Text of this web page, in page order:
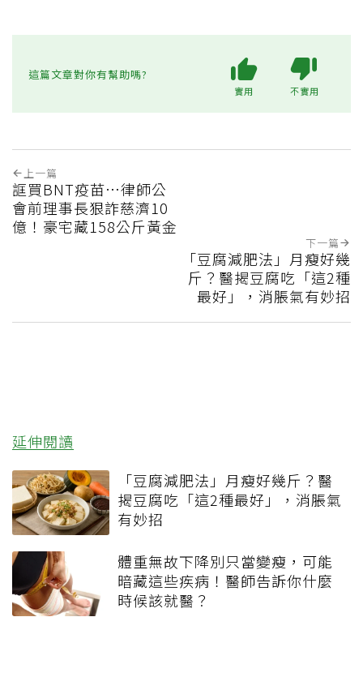
這篇文章對你有幫助嗎?
實用 不實用
上一篇
誆買BNT疫苗…律師公
會前理事長狠詐慈濟10
億！豪宅藏158公斤黃金
下一篇
「豆腐減肥法」月瘦好幾
斤？醫揭豆腐吃「這2種
最好」，消脹氣有妙招
延伸閱讀
「豆腐減肥法」月瘦好幾斤？醫
揭豆腐吃「這2種最好」，消脹氣
有妙招
體重無故下降別只當變瘦，可能
暗藏這些疾病！醫師告訴你什麼
時候該就醫？